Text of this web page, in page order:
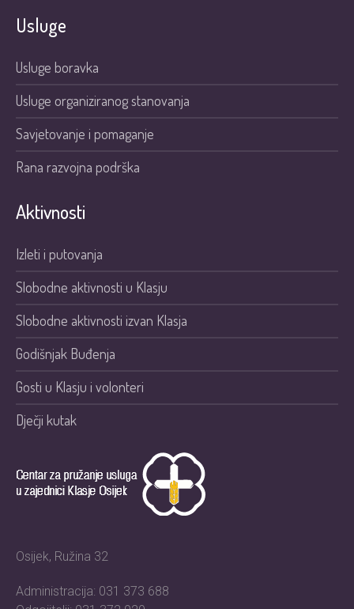
Usluge
Usluge boravka
Usluge organiziranog stanovanja
Savjetovanje i pomaganje
Rana razvojna podrška
Aktivnosti
Izleti i putovanja
Slobodne aktivnosti u Klasju
Slobodne aktivnosti izvan Klasja
Godišnjak Buđenja
Gosti u Klasju i volonteri
Dječji kutak
Osijek, Ružina 32
Administracija: 031 373 688